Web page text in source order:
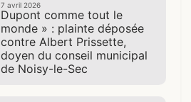
7 avril 2026
Dupont comme tout le
monde » : plainte déposée
contre Albert Prissette,
doyen du conseil municipal
de Noisy-le-Sec